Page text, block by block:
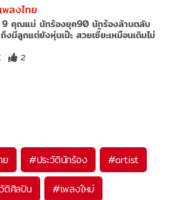
พลงไทย
9 คุณแม่ นักร้องยุค90 นักร้องล้านตลับ
งมีลูกแต่ยังหุ่นเป๊ะ สวยเซี๊ยะเหมือนเดิมไม่
2
ย #ประวัตินักร้อง #artist
ติศิลปิน #เพลงใหม่